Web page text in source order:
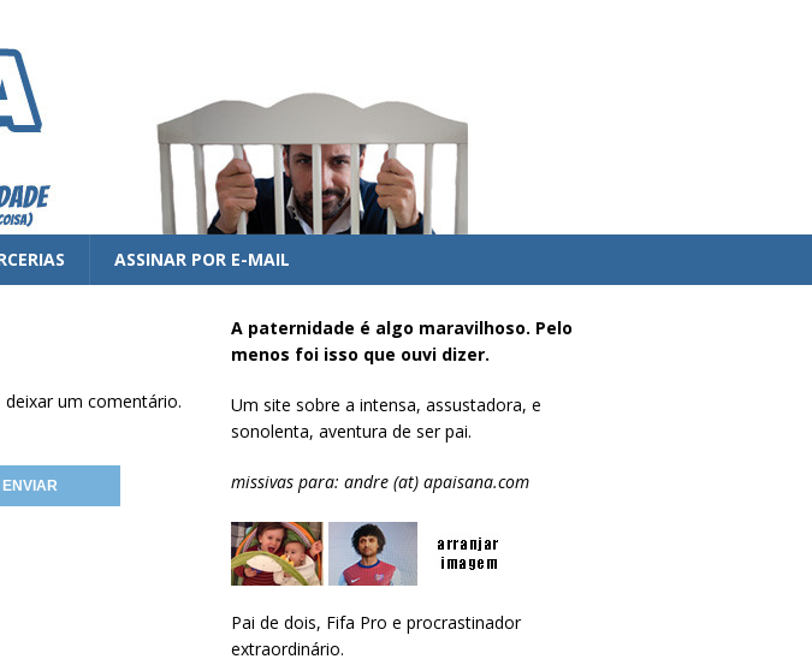
ASSINAR POR E-MAIL
um comentário.
A paternidade é algo maravilhoso. Pelo
menos foi isso que ouvi dizer.
Um site sobre a intensa, assustadora, e
sonolenta, aventura de ser pai.
missivas para: andre (at) apaisana.com
Pai de dois, Fifa Pro e procrastinador
extraordinário.